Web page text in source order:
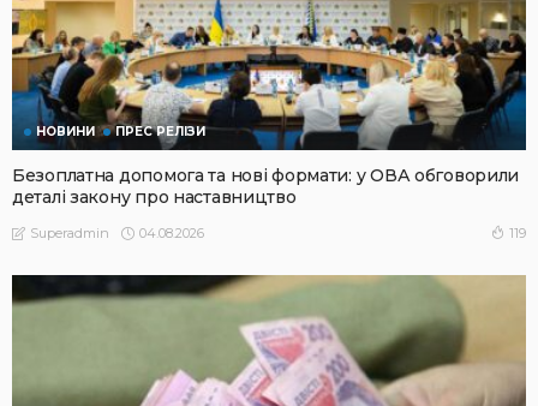
НОВИНИ ПРЕС РЕЛІЗИ
Безоплатна допомога та нові формати: у ОВА обговорили
деталі закону про наставництво
Superadmin 04.08.2026 119